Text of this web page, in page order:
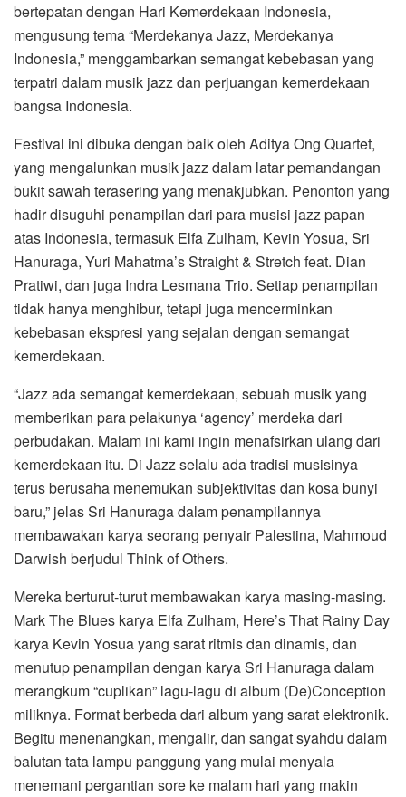
bertepatan dengan Hari Kemerdekaan Indonesia,
mengusung tema “Merdekanya Jazz, Merdekanya
Indonesia,” menggambarkan semangat kebebasan yang
terpatri dalam musik jazz dan perjuangan kemerdekaan
bangsa Indonesia.
Festival ini dibuka dengan baik oleh Aditya Ong Quartet,
yang mengalunkan musik jazz dalam latar pemandangan
bukit sawah terasering yang menakjubkan. Penonton yang
hadir disuguhi penampilan dari para musisi jazz papan
atas Indonesia, termasuk Elfa Zulham, Kevin Yosua, Sri
Hanuraga, Yuri Mahatma’s Straight & Stretch feat. Dian
Pratiwi, dan juga Indra Lesmana Trio. Setiap penampilan
tidak hanya menghibur, tetapi juga mencerminkan
kebebasan ekspresi yang sejalan dengan semangat
kemerdekaan.
“Jazz ada semangat kemerdekaan, sebuah musik yang
memberikan para pelakunya ‘agency’ merdeka dari
perbudakan. Malam ini kami ingin menafsirkan ulang dari
kemerdekaan itu. Di Jazz selalu ada tradisi musisinya
terus berusaha menemukan subjektivitas dan kosa bunyi
baru,” jelas Sri Hanuraga dalam penampilannya
membawakan karya seorang penyair Palestina, Mahmoud
Darwish berjudul Think of Others.
Mereka berturut-turut membawakan karya masing-masing.
Mark The Blues karya Elfa Zulham, Here’s That Rainy Day
karya Kevin Yosua yang sarat ritmis dan dinamis, dan
menutup penampilan dengan karya Sri Hanuraga dalam
merangkum “cuplikan” lagu-lagu di album (De)Conception
miliknya. Format berbeda dari album yang sarat elektronik.
Begitu menenangkan, mengalir, dan sangat syahdu dalam
balutan tata lampu panggung yang mulai menyala
menemani pergantian sore ke malam hari yang makin